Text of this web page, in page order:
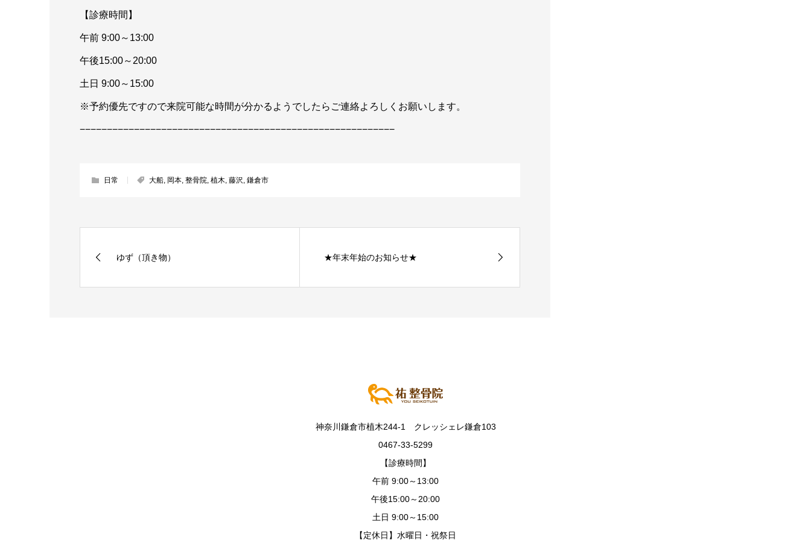
【診療時間】
午前 9:00～13:00
午後15:00～20:00
土日 9:00～15:00
※予約優先ですので来院可能な時間が分かるようでしたらご連絡よろしくお願いします。
−−−−−−−−−−−−−−−−−−−−−−−−−−−−−−−−−−−−−−−−−−−−−−−−−−−−−−−−−−
日常 大船, 岡本, 整骨院, 植木, 藤沢, 鎌倉市
ゆず（頂き物） ★年末年始のお知らせ★
神奈川鎌倉市植木244-1 クレッシェレ鎌倉103
0467-33-5299
【診療時間】
午前 9:00～13:00
午後15:00～20:00
土日 9:00～15:00
【定休日】水曜日・祝祭日